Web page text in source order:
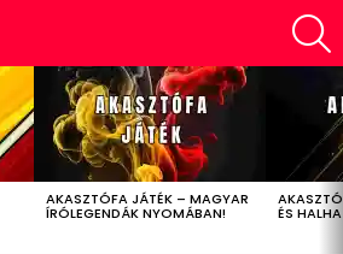
AKASZTÓFA JÁTÉK – MAGYAR
ÍRÓLEGENDÁK NYOMÁBAN! ÉS